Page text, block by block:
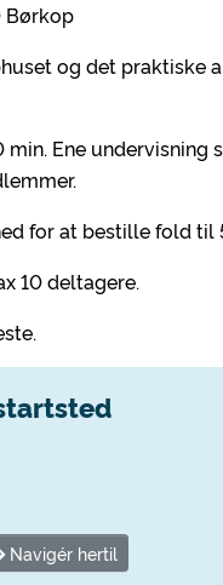
Børkop
og det praktiske
min. Ene
for at bestille fold til
10 deltagere.
Navigér hertil